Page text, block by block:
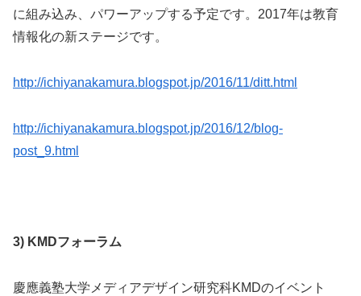
に組み込み、パワーアップする予定です。2017年は教育
情報化の新ステージです。
http://ichiyanakamura.blogspot.jp/2016/11/ditt.html
http://ichiyanakamura.blogspot.jp/2016/12/blog-
post_9.html
3) KMDフォーラム
慶應義塾大学メディアデザイン研究科KMDのイベント